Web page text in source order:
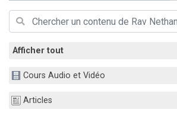
6 personnes viennent de faire un don pour 5 enfants
2 personnes viennent de faire un don pour
3 personnes viennent de faire un don pour Diane,
Afficher tout
Cours Audio et Vidéo
Articles